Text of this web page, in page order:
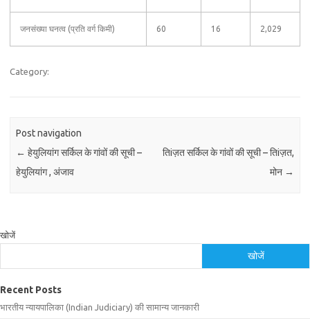
जनसंख्या घनत्व (प्रति वर्ग किमी) 60 16 2,029
Category:
Post navigation
← हेयुलियांग सर्किल के गांवों की सूची –
हेयुलियांग , अंजाव
तिiज़त सर्किल के गांवों की सूची – तिiज़त,
मोन →
खोजें
खोजें
Recent Posts
भारतीय न्यायपालिका (Indian Judiciary) की सामान्य जानकारी